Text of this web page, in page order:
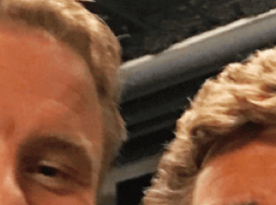
✉️ 🔙 👨🏼‍💻 🚀
ZOEKEN